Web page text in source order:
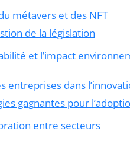
métavers et des NFT
de la législation
et l’impact
entreprises dans
gagnantes pour
entre secteurs